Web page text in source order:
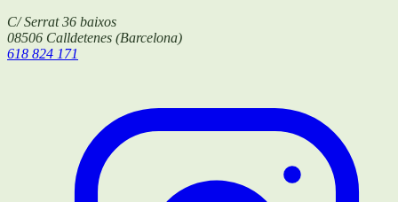
C/ Serrat 36 baixos
08506 Calldetenes (Barcelona)
618 824 171